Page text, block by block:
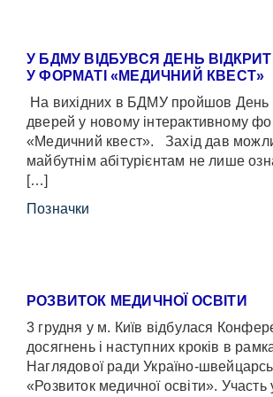
У БДМУ ВІДБУВСЯ ДЕНЬ
У ФОРМАТІ «МЕДИЧНИЙ КВЕСТ»
На вихідних в БДМУ пройшов День
дверей у новому інтерактивному
«Медичний квест». Захід дав
майбутнім абітурієнтам не лише
[…]
Позначки
РОЗВИТОК МЕДИЧНОЇ ОСВІТИ
3 грудня у м. Київ відбулася
досягнень і наступних кроків в
Наглядової ради Україно-
«Розвиток медичної освіти». Участь